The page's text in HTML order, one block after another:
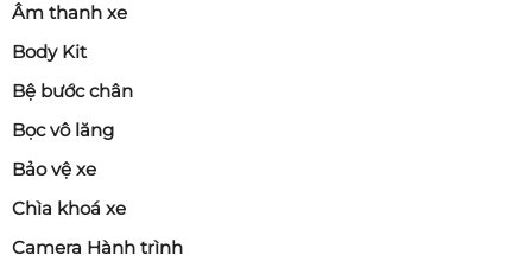
Âm thanh xe
Body Kit
Bệ bước chân
Bọc vô lăng
Bảo vệ xe
Chìa khoá xe
Camera Hành trình